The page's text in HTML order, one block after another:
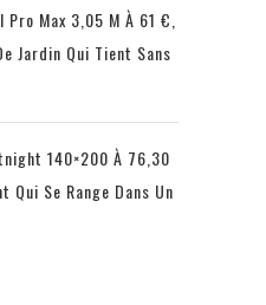
Max 3,05 M À 61 €,
Jardin Qui Tient Sans
140×200 À 76,30
Qui Se Range Dans Un